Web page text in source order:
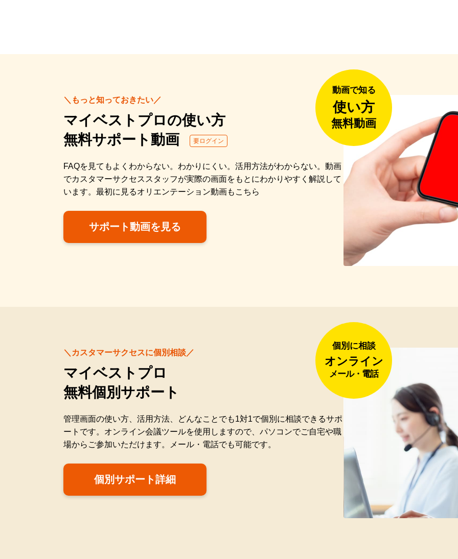
＼もっと知っておきたい／
マイベストプロの使い方
無料サポート動画
要ログイン
FAQを見てもよくわからない。わかりにくい。活用方法がわからない。動画
でカスタマーサクセススタッフが実際の画面をもとにわかりやすく解説して
います。最初に見るオリエンテーション動画もこちら
サポート動画を見る
動画で知る
使い方
無料動画
＼カスタマーサクセスに個別相談／
マイベストプロ
無料個別サポート
管理画面の使い方、活用方法、どんなことでも1対1で個別に相談できるサポ
ートです。オンライン会議ツールを使用しますので、パソコンでご自宅や職
場からご参加いただけます。メール・電話でも可能です。
個別サポート詳細
個別に相談
オンライン
メール・電話